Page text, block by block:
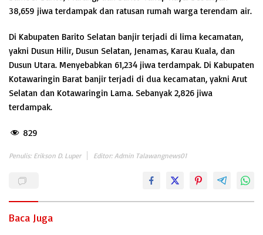
38,659 jiwa terdampak dan ratusan rumah warga terendam air.
Di Kabupaten Barito Selatan banjir terjadi di lima kecamatan,
yakni Dusun Hilir, Dusun Selatan, Jenamas, Karau Kuala, dan
Dusun Utara. Menyebabkan 61,234 jiwa terdampak. Di Kabupaten
Kotawaringin Barat banjir terjadi di dua kecamatan, yakni Arut
Selatan dan Kotawaringin Lama. Sebanyak 2,826 jiwa
terdampak.
829
Penulis: Erikson D. Luper Editor: Admin Talawangnews01
Baca Juga